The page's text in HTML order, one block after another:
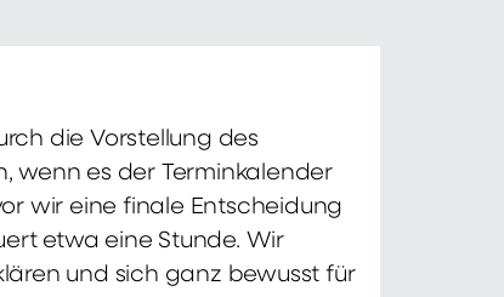
die Vorstellung des
wenn es der Terminkalender
wir eine finale Entscheidung
etwa eine Stunde. Wir
und sich ganz bewusst für